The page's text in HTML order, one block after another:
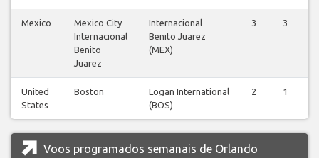
Mexico
Mexico City
Internacional
Benito
Juarez
Internacional
Benito Juarez
(MEX)
3 3
United
States
Boston
Logan International
(BOS)
2 1
Voos programados semanais de Orlando